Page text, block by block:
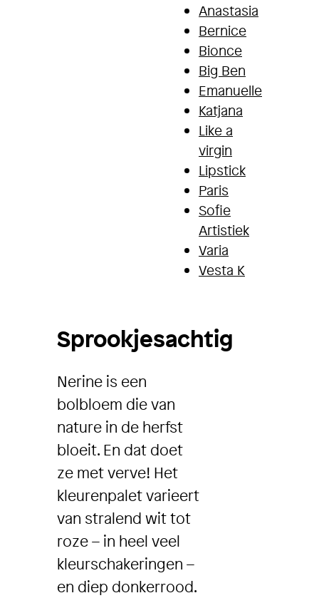
Anastasia
Bernice
Bionce
Big Ben
Emanuelle
Katjana
Like a
virgin
Lipstick
Paris
Sofie
Artistiek
Varia
Vesta K
Sprookjesachtig
Nerine is een
bolbloem die van
nature in de herfst
bloeit. En dat doet
ze met verve! Het
kleurenpalet varieert
van stralend wit tot
roze – in heel veel
kleurschakeringen –
en diep donkerrood.